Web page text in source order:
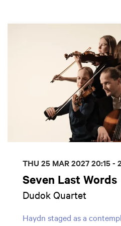
Seven Last Words
Dudok Quartet
Haydn staged as a
THU 25 MAR 202720:15 -